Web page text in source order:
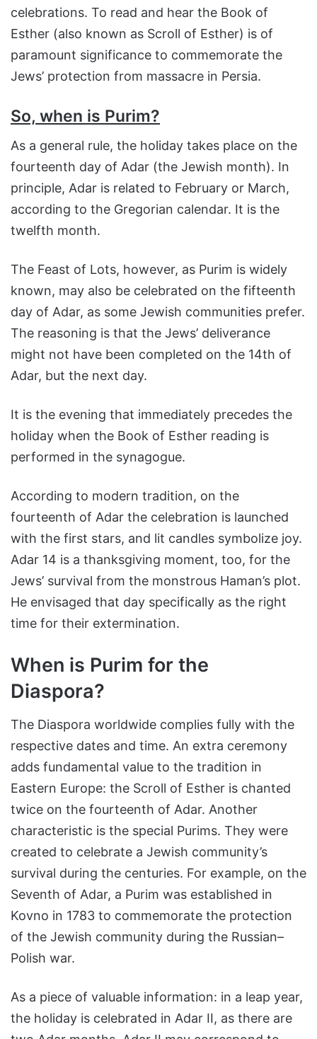
celebrations. To read and hear the Book of
Esther (also known as Scroll of Esther) is of
paramount significance to commemorate the
Jews’ protection from massacre in Persia.
So, when is Purim?
As a general rule, the holiday takes place on the
fourteenth day of Adar (the Jewish month). In
principle, Adar is related to February or March,
according to the Gregorian calendar. It is the
twelfth month.
The Feast of Lots, however, as Purim is widely
known, may also be celebrated on the fifteenth
day of Adar, as some Jewish communities prefer.
The reasoning is that the Jews’ deliverance
might not have been completed on the 14th of
Adar, but the next day.
It is the evening that immediately precedes the
holiday when the Book of Esther reading is
performed in the synagogue.
According to modern tradition, on the
fourteenth of Adar the celebration is launched
with the first stars, and lit candles symbolize joy.
Adar 14 is a thanksgiving moment, too, for the
Jews’ survival from the monstrous Haman’s plot.
He envisaged that day specifically as the right
time for their extermination.
When is Purim for the
Diaspora?
The Diaspora worldwide complies fully with the
respective dates and time. An extra ceremony
adds fundamental value to the tradition in
Eastern Europe: the Scroll of Esther is chanted
twice on the fourteenth of Adar. Another
characteristic is the special Purims. They were
created to celebrate a Jewish community’s
survival during the centuries. For example, on the
Seventh of Adar, a Purim was established in
Kovno in 1783 to commemorate the protection
of the Jewish community during the Russian–
Polish war.
As a piece of valuable information: in a leap year,
the holiday is celebrated in Adar II, as there are